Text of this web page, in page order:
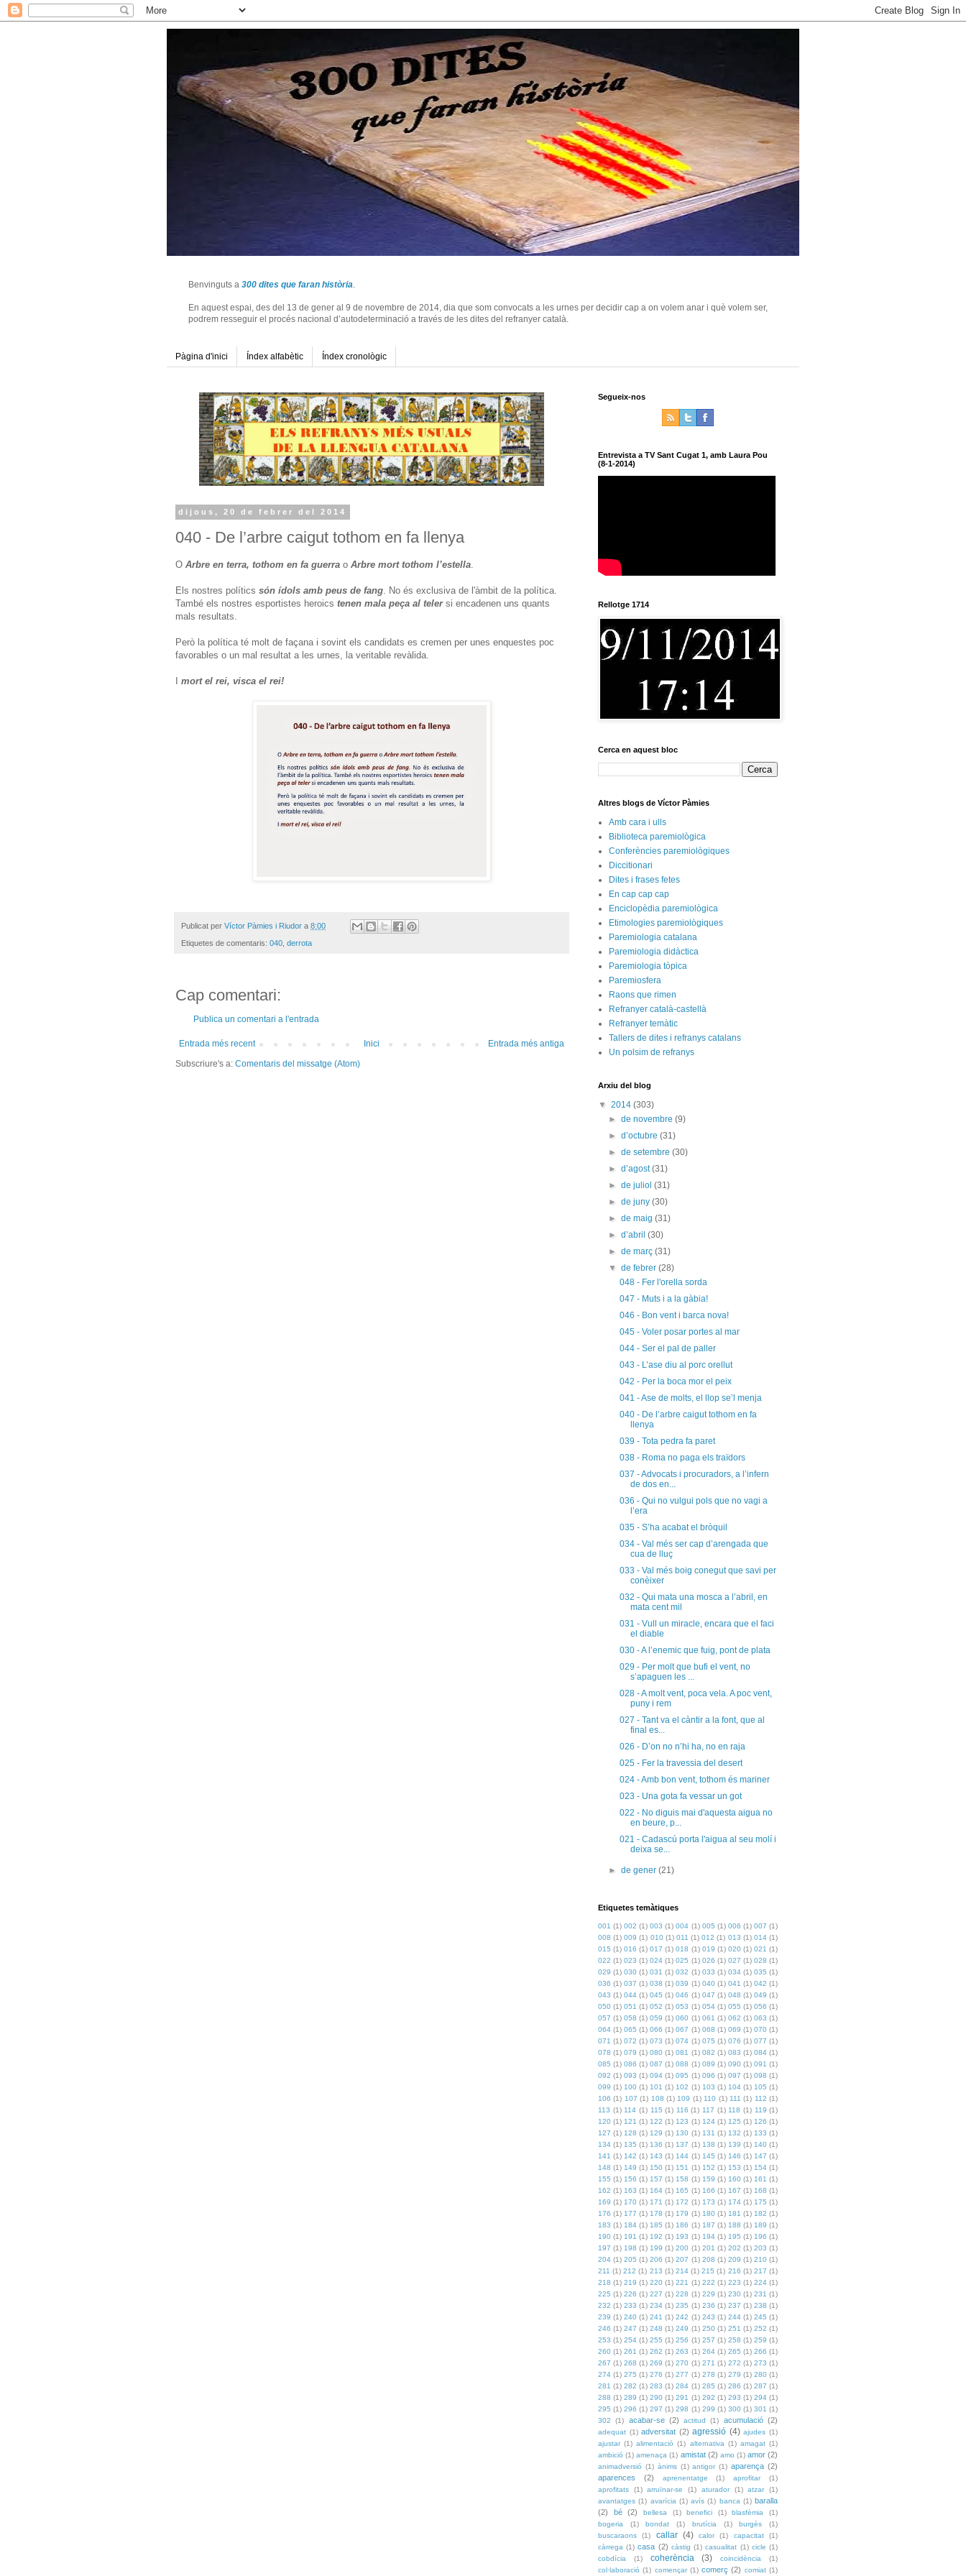
Benvinguts a 300 dites que faran història.
En aquest espai, des del 13 de gener al 9 de novembre de 2014, dia que som convocats a les urnes per decidir cap a on volem anar i què volem ser,
podrem resseguir el procés nacional d’autodeterminació a través de les dites del refranyer català.
Pàgina d'inici Índex alfabètic Índex cronològic
dijous, 20 de febrer del 2014
040 - De l’arbre caigut tothom en fa llenya
O Arbre en terra, tothom en fa guerra o Arbre mort tothom l’estella.
Els nostres polítics són ídols amb peus de fang. No és exclusiva de l'àmbit de la política.
També els nostres esportistes heroics tenen mala peça al telersi encadenen uns quants
mals resultats.
Però la política té molt de façana i sovint els candidats es cremen per unes enquestes poc
favorables o un mal resultat a les urnes, la veritable revàlida.
mort el rei, visca el rei!
Publicat per Víctor Pàmies i Riudor a 8:00
Etiquetes de comentaris: 040, derrota
Cap comentari:
Publica un comentari a l'entrada
Entrada més recent Entrada més antiga
Inici
Subscriure's a: Comentaris del missatge (Atom)
Segueix-nos
Entrevista a TV Sant Cugat 1, amb Laura Pou
(8-1-2014)
Rellotge 1714
Cerca en aquest bloc
Altres blogs de Víctor Pàmies
Amb cara i ulls
Biblioteca paremiològica
Conferències paremiològiques
Diccitionari
Dites i frases fetes
En cap cap cap
Enciclopèdia paremiològica
Etimologies paremiològiques
Paremiologia catalana
Paremiologia didàctica
Paremiologia tòpica
Paremiosfera
Raons que rimen
Refranyer català-castellà
Refranyer temàtic
Tallers de dites i refranys catalans
Un polsim de refranys
Arxiu del blog
▼ 2014 (303)
►de novembre(9)
►d’octubre(31)
►de setembre(30)
►d’agost(31)
►de juliol(31)
►de juny(30)
►de maig(31)
►d’abril(30)
►de març(31)
▼de febrer(28)
048 - Fer l'orella sorda
047 - Muts i a la gàbia!
046 - Bon vent i barca nova!
045 - Voler posar portes al mar
044 - Ser el pal de paller
043 - L’ase diu al porc orellut
042 - Per la boca mor el peix
041 - Ase de molts, el llop se’l menja
040 - De l’arbre caigut tothom en fa
llenya
039 - Tota pedra fa paret
038 - Roma no paga els traïdors
037 - Advocats i procuradors, a l’infern
de dos en...
036 - Qui no vulgui pols que no vagi a
l’era
035 - S’ha acabat el bròquil
034 - Val més ser cap d’arengada que
cua de lluç
033 - Val més boig conegut que savi per
conèixer
032 - Qui mata una mosca a l’abril, en
mata cent mil
031 - Vull un miracle, encara que el faci
el diable
030 - A l’enemic que fuig, pont de plata
029 - Per molt que bufi el vent, no
s’apaguen les ...
028 - A molt vent, poca vela. A poc vent,
puny i rem
027 - Tant va el càntir a la font, que al
final es...
026 - D’on no n’hi ha, no en raja
025 - Fer la travessia del desert
024 - Amb bon vent, tothom és mariner
023 - Una gota fa vessar un got
022 - No diguis mai d'aquesta aigua no
en beure, p...
021 - Cadascú porta l'aigua al seu molí i
deixa se...
►de gener(21)
Etiquetes temàtiques
001 (1) 002 (1) 003 (1) 004 (1) 005 (1) 006 (1) 007 (1)
008 (1) 009 (1) 010 (1) 011 (1) 012 (1) 013 (1) 014 (1)
015 (1) 016 (1) 017 (1) 018 (1) 019 (1) 020 (1) 021 (1)
022 (1) 023 (1) 024 (1) 025 (1) 026 (1) 027 (1) 028 (1)
029 (1) 030 (1) 031 (1) 032 (1) 033 (1) 034 (1) 035 (1)
036 (1) 037 (1) 038 (1) 039 (1) 040 (1) 041 (1) 042 (1)
043 (1) 044 (1) 045 (1) 046 (1) 047 (1) 048 (1) 049 (1)
050 (1) 051 (1) 052 (1) 053 (1) 054 (1) 055 (1) 056 (1)
057 (1) 058 (1) 059 (1) 060 (1) 061 (1) 062 (1) 063 (1)
064 (1) 065 (1) 066 (1) 067 (1) 068 (1) 069 (1) 070 (1)
071 (1) 072 (1) 073 (1) 074 (1) 075 (1) 076 (1) 077 (1)
078 (1) 079 (1) 080 (1) 081 (1) 082 (1) 083 (1) 084 (1)
085 (1) 086 (1) 087 (1) 088 (1) 089 (1) 090 (1) 091 (1)
092 (1) 093 (1) 094 (1) 095 (1) 096 (1) 097 (1) 098 (1)
099 (1) 100 (1) 101 (1) 102 (1) 103 (1) 104 (1) 105 (1)
106 (1) 107 (1) 108 (1) 109 (1) 110 (1) 111 (1) 112 (1)
113 (1) 114 (1) 115 (1) 116 (1) 117 (1) 118 (1) 119 (1)
120 (1) 121 (1) 122 (1) 123 (1) 124 (1) 125 (1) 126 (1)
127 (1) 128 (1) 129 (1) 130 (1) 131 (1) 132 (1) 133 (1)
134 (1) 135 (1) 136 (1) 137 (1) 138 (1) 139 (1) 140 (1)
141 (1) 142 (1) 143 (1) 144 (1) 145 (1) 146 (1) 147 (1)
148 (1) 149 (1) 150 (1) 151 (1) 152 (1) 153 (1) 154 (1)
155 (1) 156 (1) 157 (1) 158 (1) 159 (1) 160 (1) 161 (1)
162 (1) 163 (1) 164 (1) 165 (1) 166 (1) 167 (1) 168 (1)
169 (1) 170 (1) 171 (1) 172 (1) 173 (1) 174 (1) 175 (1)
176 (1) 177 (1) 178 (1) 179 (1) 180 (1) 181 (1) 182 (1)
183 (1) 184 (1) 185 (1) 186 (1) 187 (1) 188 (1) 189 (1)
190 (1) 191 (1) 192 (1) 193 (1) 194 (1) 195 (1) 196 (1)
197 (1) 198 (1) 199 (1) 200 (1) 201 (1) 202 (1) 203 (1)
204 (1) 205 (1) 206 (1) 207 (1) 208 (1) 209 (1) 210 (1)
211 (1) 212 (1) 213 (1) 214 (1) 215 (1) 216 (1) 217 (1)
218 (1) 219 (1) 220 (1) 221 (1) 222 (1) 223 (1) 224 (1)
225 (1) 226 (1) 227 (1) 228 (1) 229 (1) 230 (1) 231 (1)
232 (1) 233 (1) 234 (1) 235 (1) 236 (1) 237 (1) 238 (1)
239 (1) 240 (1) 241 (1) 242 (1) 243 (1) 244 (1) 245 (1)
246 (1) 247 (1) 248 (1) 249 (1) 250 (1) 251 (1) 252 (1)
253 (1) 254 (1) 255 (1) 256 (1) 257 (1) 258 (1) 259 (1)
260 (1) 261 (1) 262 (1) 263 (1) 264 (1) 265 (1) 266 (1)
267 (1) 268 (1) 269 (1) 270 (1) 271 (1) 272 (1) 273 (1)
274 (1) 275 (1) 276 (1) 277 (1) 278 (1) 279 (1) 280 (1)
281 (1) 282 (1) 283 (1) 284 (1) 285 (1) 286 (1) 287 (1)
288 (1) 289 (1) 290 (1) 291 (1) 292 (1) 293 (1) 294 (1)
295 (1) 296 (1) 297 (1) 298 (1) 299 (1) 300 (1) 301 (1)
302
(1) acabar-se (2) actitud (1) acumulació (2)
adequat (1) adversitat (2) agressió (4) ajudes (1)
ajustar (1) alimentació (1) alternativa (1) amagat (1)
ambició (1) amenaça (1) amistat (2) amo (1) amor (2)
animadversió (1) ànims (1) antigor (1) aparença (2)
aparences
(2) aprenentatge (1) aprofitar
(1)
aprofitats
(1) arruïnar-se (1) aturador (1) atzar
(1)
avantatges (1) avarícia (1) avís (1) banca (1) baralla
(2)
bé (2) bellesa (1) benefici (1) blasfèmia
(1)
bogeria
(1) bondat (1) brutícia (1) burgès
(1)
buscaraons
(1) callar (4) calor (1) capacitat
(1)
càrrega (1) casa (2) càstig (1) casualitat (1) cicle (1)
cobdícia
(1) coherència (3) coincidència
(1)
col·laboració (1) començar (1) comerç (2) comiat (1)